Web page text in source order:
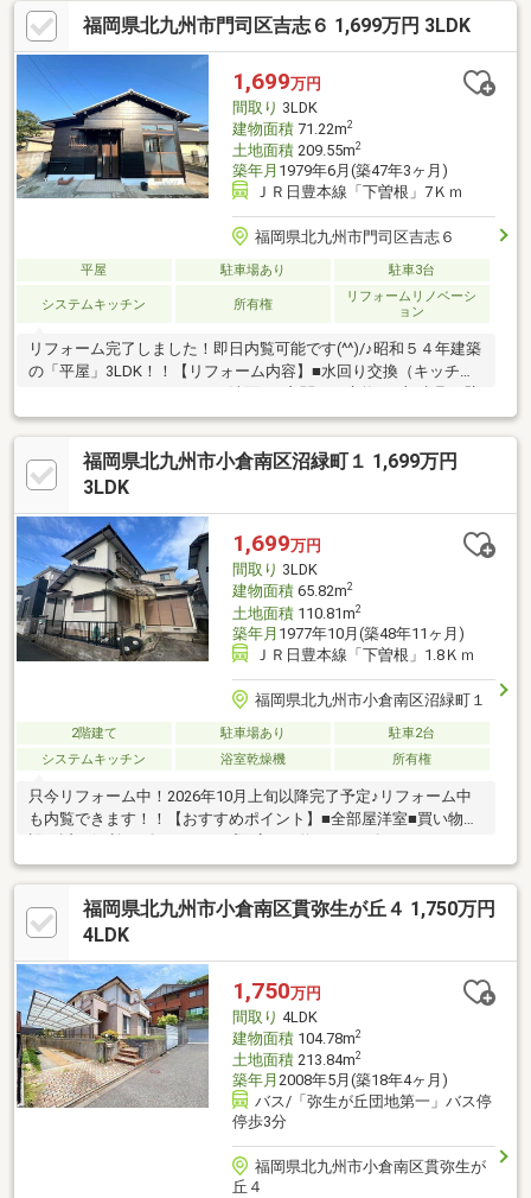
設■天井・壁クロス張替え■フローリング上張り■CF上張り■外壁
塗装■破風・軒天・雨樋塗装■カーポート撤去・門柱撤去■網戸張
替■クリーニングお家探しや住宅ローンのご相談など、まずはお
気軽にお問い合わせください（＾＾）♪お待ちしております！
福岡県北九州市門司区吉志６ 1,699万円 3LDK
1,699万円
間取り 3LDK
建物面積71.22m2
土地面積209.55m2
築年月 1979年6月(築47年3ヶ月)
ＪＲ日豊本線「下曽根」7Ｋｍ
福岡県北九州市門司区吉志６
平屋 駐車場あり 駐車3台
システムキッチン 所有権
リフォームリノベーシ
ョン
リフォーム完了しました！即日内覧可能です(^^)/♪昭和５４年建築
の「平屋」3LDK！！【リフォーム内容】■水回り交換（キッチ
新設■和室→洋室変更■天井・壁クロス張替え■フローリング・CF
貼替■防蟻工事■クリーニング■スイッチ・コンセント交換■網戸張
替■給湯器交換■火災報知器設置■外壁塗装■基礎塗装■木部塗装■
動産物撤去■門扉解体■耐震補強など即日内覧可能です！！是非お
福岡県北九州市小倉南区沼緑町１ 1,699万円
3LDK
1,699万円
間取り 3LDK
建物面積65.82m2
土地面積110.81m2
築年月 1977年10月(築48年11ヶ月)
ＪＲ日豊本線「下曽根」1.8Ｋｍ
福岡県北九州市小倉南区沼緑町１
2階建て 駐車場あり
駐車2台
システムキッチン
浴室乾燥機 所有権
只今リフォーム中！2026年10月上旬以降完了予定♪リフォーム中
も内覧できます！！【おすすめポイント】■全部屋洋室■買い物施
ート小倉寺迫口店まで約750ｍ■中学校が近く通学安心♪ 〇沼中
学校まで約500ｍマイホーム購入のご相談、不動産売却のご相談
などお気軽にお問い合わせください(^^)/
福岡県北九州市小倉南区貫弥生が丘４ 1,750万円
4LDK
1,750万円
間取り 4LDK
建物面積104.78m2
土地面積213.84m2
築年月 2008年5月(築18年4ヶ月)
バス/「弥生が丘団地第一」バス停
停歩3分
福岡県北九州市小倉南区貫弥生が
丘４